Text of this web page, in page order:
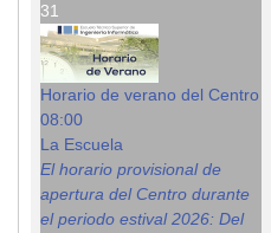
31
Horario de verano del Centro
08:00
La Escuela
El horario provisional de
apertura del Centro durante
el periodo estival 2026: Del